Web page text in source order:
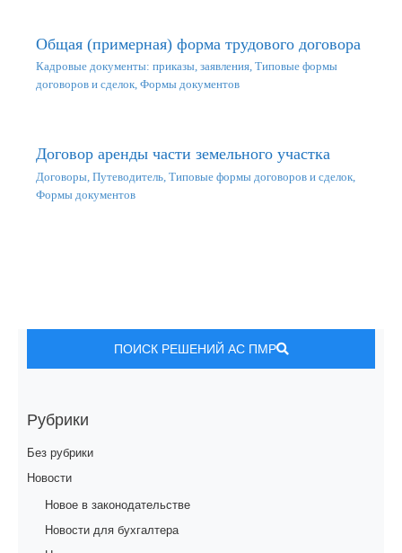
Общая (примерная) форма трудового договора
Кадровые документы: приказы, заявления, Типовые формы
договоров и сделок, Формы документов
Договор аренды части земельного участка
Договоры Путеводитель Типовые формы договоров и сделок
Формы документов
ПОИСК РЕШЕНИЙ АС ПМР
Рубрики
Без рубрики
Новости
Новое в законодательстве
Новости для бухгалтера